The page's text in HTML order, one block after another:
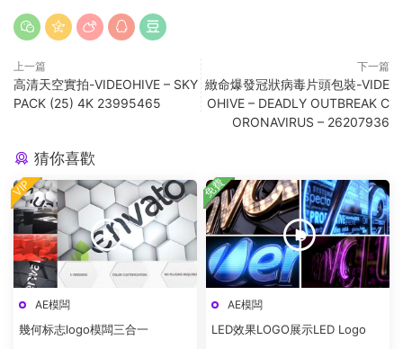
上一篇
高清天空實拍-VIDEOHIVE – SKY
PACK (25) 4K 23995465
下一篇
緻命爆發冠狀病毒片頭包裝-VIDE
OHIVE – DEADLY OUTBREAK C
ORONAVIRUS – 26207936
猜你喜歡
AE模闆
幾何标志logo模闆三合一
VIP
AE模闆
LED效果LOGO展示LED Logo
免費